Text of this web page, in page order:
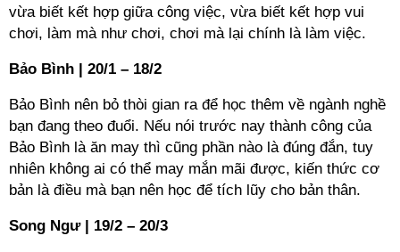
vừa biết kết hợp giữa công việc, vừa biết kết hợp vui
chơi, làm mà như chơi, chơi mà lại chính là làm việc.
Bảo Bình | 20/1 – 18/2
Bảo Bình nên bỏ thòi gian ra để học thêm về ngành nghề
bạn đang theo đuổi. Nếu nói trước nay thành công của
Bảo Bình là ăn may thì cũng phần nào là đúng đắn, tuy
nhiên không ai có thể may mắn mãi được, kiến thức cơ
bản là điều mà bạn nên học để tích lũy cho bản thân.
Song Ngư | 19/2 – 20/3